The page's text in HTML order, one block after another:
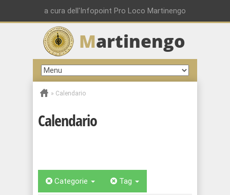
a cura dell'Infopoint Pro Loco Martinengo
Martinengo
» Calendario
Calendario
Categorie Tag